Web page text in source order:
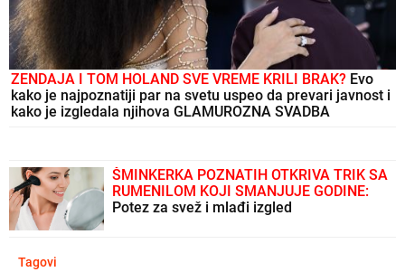
ZENDAJA I TOM HOLAND SVE VREME KRILI BRAK? Evo
kako je najpoznatiji par na svetu uspeo da prevari javnost i
kako je izgledala njihova GLAMUROZNA SVADBA
ŠMINKERKA POZNATIH OTKRIVA TRIK SA
RUMENILOM KOJI SMANJUJE GODINE:
Potez za svež i mlađi izgled
Tagovi